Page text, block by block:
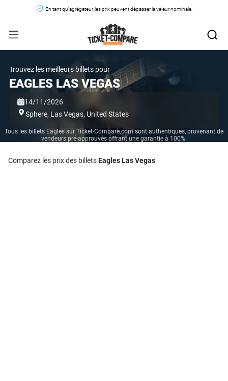
En tant qu'agrégateur, les prix peuvent dépasser la valeur nominale.
Trouvez les meilleurs billets pour
EAGLES LAS VEGAS
14/11/2026
Sphere, Las Vegas, United States
Tous les billets Eagles sur Ticket-Compare.com sont authentiques, provenant de
vendeurs pré-approuvés offrant une garantie à 100%.
Comparez les prix des billetsEagles Las Vegas